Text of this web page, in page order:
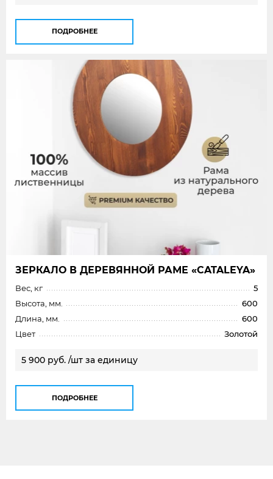
ПОДРОБНЕЕ
ЗЕРКАЛО В ДЕРЕВЯННОЙ РАМЕ «CATALEYA»
Вес, кг
5
Высота, мм.
600
Длина, мм.
600
Цвет
Золотой
5 900 руб. /шт за единицу
ПОДРОБНЕЕ